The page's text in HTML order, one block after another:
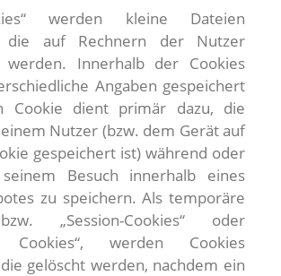
werden kleine Dateien
die auf Rechnern der Nutzer
werden. Innerhalb der Cookies
Angaben gespeichert
Cookie dient primär dazu, die
Nutzer (bzw. dem Gerät auf
gespeichert ist) während oder
Besuch innerhalb eines
zu speichern. Als temporäre
„Session-Cookies“ oder
Cookies“, werden Cookies
gelöscht werden, nachdem ein